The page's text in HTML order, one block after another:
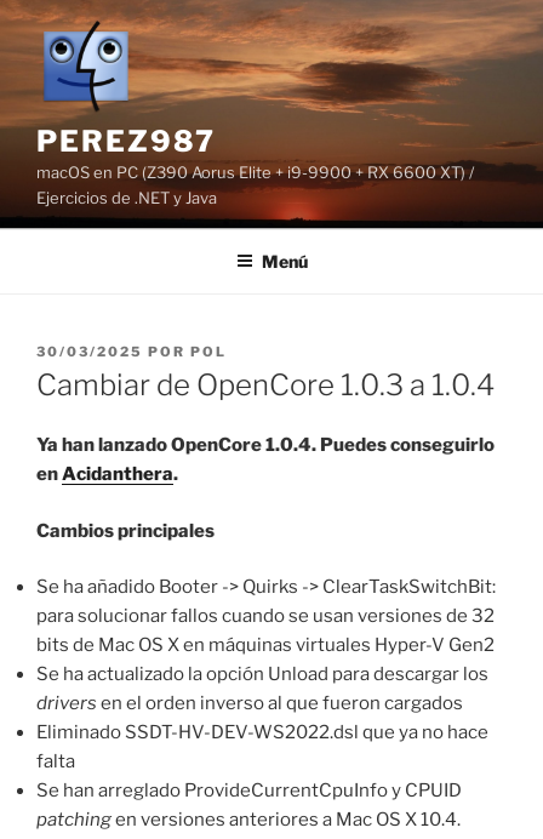
Saltar
contenido
PEREZ987
macOS en PC (Z390 Aorus Elite + i9-9900 + RX 6600 XT) /
Ejercicios de .NET y Java
Menú
PUBLICADO
EL
30/03/2025 POR POL
Cambiar de OpenCore 1.0.3 a 1.0.4
Ya han lanzado OpenCore 1.0.4. Puedes conseguirlo
enAcidanthera.
Cambios principales
Se ha añadido Booter -> Quirks -> ClearTaskSwitchBit:
para solucionar fallos cuando se usan versiones de 32
bits de Mac OS X en máquinas virtuales Hyper-V Gen2
Se ha actualizado la opción Unload para descargar los
drivers en el orden inverso al que fueron cargados
Eliminado SSDT-HV-DEV-WS2022.dsl que ya no hace
falta
Se han arreglado ProvideCurrentCpuInfo y CPUID
patchingen versiones anteriores a Mac OS X 10.4.